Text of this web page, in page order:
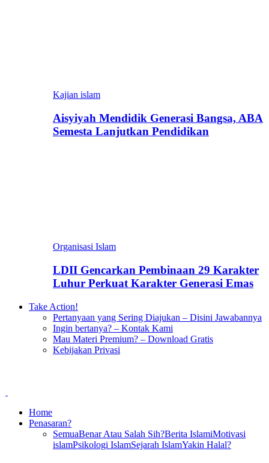
Kajian islam
Aisyiyah Mendidik Generasi Bangsa, ABA
Semesta Lanjutkan Pendidikan
Organisasi Islam
LDII Gencarkan Pembinaan 29 Karakter
Luhur Perkuat Karakter Generasi Emas
Take Action!
Pertanyaan yang Sering Diajukan – Disini Jawabannya
Ingin bertanya? – Kontak Kami
Mau Materi Premium? – Download Gratis
Kebijakan Privasi
Home
Penasaran?
SemuaBenar Atau Salah Sih?Berita IslamiMotivasi
islamPsikologi IslamSejarah IslamYakin Halal?